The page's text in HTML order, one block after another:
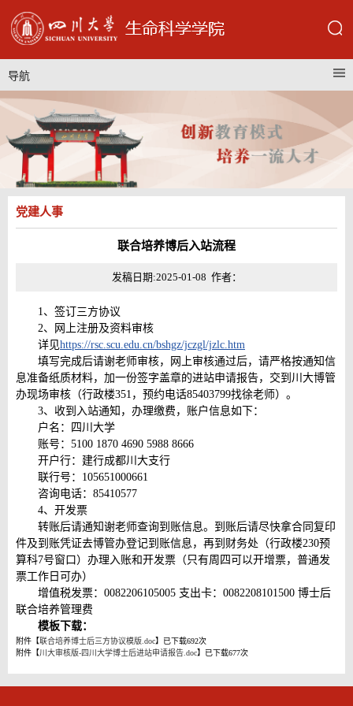
导航
党建人事
联合培养博后入站流程
发稿日期:2025-01-08 作者：
1、签订三方协议
2、网上注册及资料审核
详见https://rsc.scu.edu.cn/bshgz/jczgl/jzlc.htm
填写完成后请谢老师审核，网上审核通过后，请严格按通知信
息准备纸质材料，加一份签字盖章的进站申请报告，交到川大博管
办现场审核（行政楼351，预约电话85403799找徐老师）。
3、收到入站通知，办理缴费，账户信息如下：
户名：四川大学
账号：5100 1870 4690 5988 8666
开户行：建行成都川大支行
联行号：105651000661
咨询电话：85410577
4、开发票
转账后请通知谢老师查询到账信息。到账后请尽快拿合同复印
件及到账凭证去博管办登记到账信息，再到财务处（行政楼230预
算科7号窗口）办理入账和开发票（只有周四可以开增票，普通发
票工作日可办）
增值税发票：0082206105005 支出卡：0082208101500 博士后
联合培养管理费
模板下载：
附件【联合培养博士后三方协议模版.doc】已下载692次
附件【川大审核版-四川大学博士后进站申请报告.doc】已下载677次